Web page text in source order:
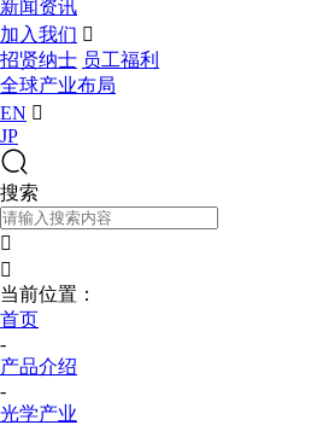
新闻资讯
加入我们 
招贤纳士 员工福利
全球产业布局
EN 
JP
搜索


当前位置：
首页
-
产品介绍
-
光学产业